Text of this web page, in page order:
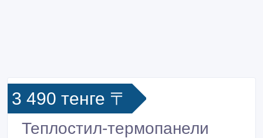
3 490 тенге 〒
Теплостил-термопанели